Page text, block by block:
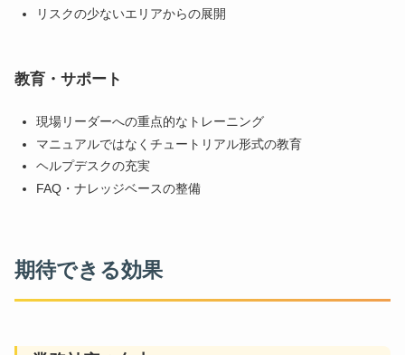
リスクの少ないエリアからの展開
教育・サポート
現場リーダーへの重点的なトレーニング
マニュアルではなくチュートリアル形式の教育
ヘルプデスクの充実
FAQ・ナレッジベースの整備
期待できる効果